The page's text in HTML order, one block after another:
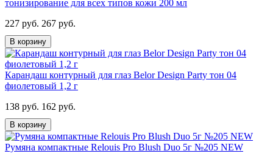
тонизирование для всех типов кожи 200 мл
227 руб. 267 руб.
В корзину
Карандаш контурный для глаз Belor Design Party тон 04
фиолетовый 1,2 г
138 руб. 162 руб.
В корзину
Румяна компактные Relouis Pro Blush Duo 5г №205 NEW